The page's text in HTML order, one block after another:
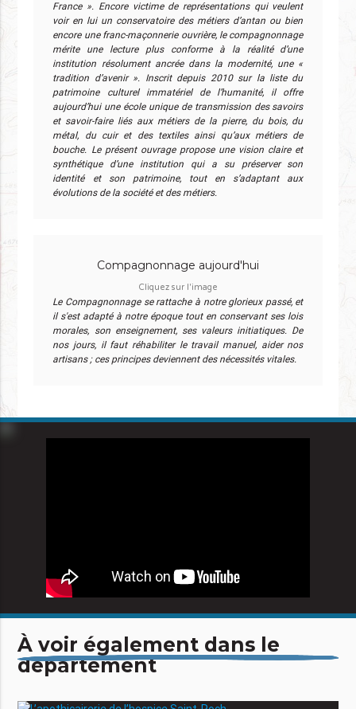
France ». Encore victime de représentations qui veulent
voir en lui un conservatoire des métiers d’antan ou bien
encore une franc-maçonnerie ouvrière, le compagnonnage
mérite une lecture plus conforme à la réalité d’une
institution résolument ancrée dans la modernité, une «
tradition d’avenir ». Inscrit depuis 2010 sur la liste du
patrimoine culturel immatériel de l’humanité, il offre
aujourd’hui une école unique de transmission des savoirs
et savoir-faire liés aux métiers de la pierre, du bois, du
métal, du cuir et des textiles ainsi qu’aux métiers de
bouche. Le présent ouvrage propose une vision claire et
synthétique d’une institution qui a su préserver son
identité et son patrimoine, tout en s’adaptant aux
évolutions de la société et des métiers.
Compagnonnage aujourd'hui
Cliquez sur l'image
Le Compagnonnage se rattache à notre glorieux passé, et
il s'est adapté à notre époque tout en conservant ses lois
morales, son enseignement, ses valeurs initiatiques. De
nos jours, il faut réhabiliter le travail manuel, aider nos
artisans ; ces principes deviennent des nécessités vitales.
À voir également dans le
département